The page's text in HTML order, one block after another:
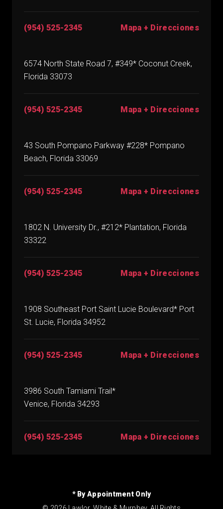
(954) 525-2345 Mapa + Direcciones
6574 North State Road 7, #349* Coconut Creek,
Florida 33073
(954) 525-2345 Mapa + Direcciones
43 South Pompano Parkway #228* Pompano
Beach, Florida 33069
(954) 525-2345 Mapa + Direcciones
1802 N. University Dr., #212* Plantation, Florida
33322
(954) 525-2345 Mapa + Direcciones
1908 Southeast Port Saint Lucie Boulevard* Port
St. Lucie, Florida 34952
(954) 525-2345 Mapa + Direcciones
3986 South Tamiami Trail*
Venice, Florida 34293
(954) 525-2345 Mapa + Direcciones
* By Appointment Only